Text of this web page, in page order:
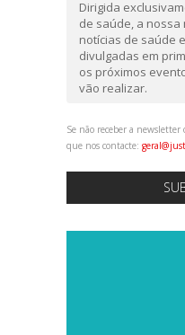
Dirigida
de saúde, a
notícias de saúde
divulgadas em
os próximos
vão realizar.
Se não receber a newsletter
que nos contacte: